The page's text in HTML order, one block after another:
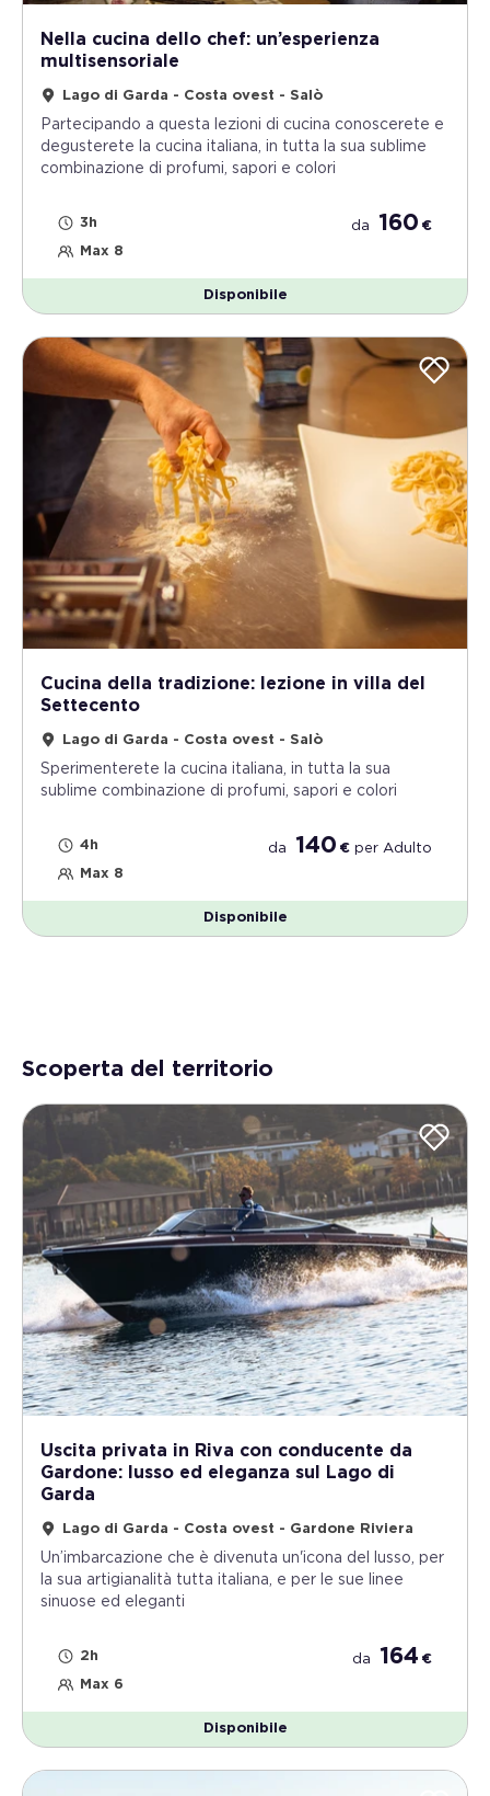
Nella cucina dello chef: un’esperienza
multisensoriale
Lago di Garda - Costa ovest - Salò
Partecipando a questa lezioni di cucina conoscerete e
degusterete la cucina italiana, in tutta la sua sublime
combinazione di profumi, sapori e colori
3h
Max 8
da 160 €
Disponibile
Cucina della tradizione: lezione in villa del
Settecento
Lago di Garda - Costa ovest - Salò
Sperimenterete la cucina italiana, in tutta la sua
sublime combinazione di profumi, sapori e colori
4h
Max 8
da 140 € per Adulto
Disponibile
Scoperta del territorio
Uscita privata in Riva con conducente da
Gardone: lusso ed eleganza sul Lago di
Garda
Lago di Garda - Costa ovest - Gardone Riviera
Un’imbarcazione che è divenuta un'icona del lusso, per
la sua artigianalità tutta italiana, e per le sue linee
sinuose ed eleganti
2h
Max 6
da 164 €
Disponibile